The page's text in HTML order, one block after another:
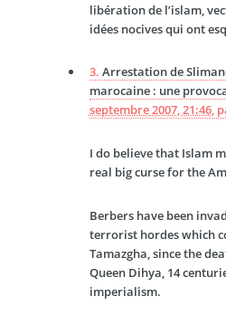
libération de l’islam,
idées nocives qui ont
3. Arrestation de
marocaine : une
septembre 2007, 21:46,
I do believe that Islam
real big curse for the
Berbers have been
terrorist hordes which
Tamazgha, since the
Queen Dihya, 14
imperialism.